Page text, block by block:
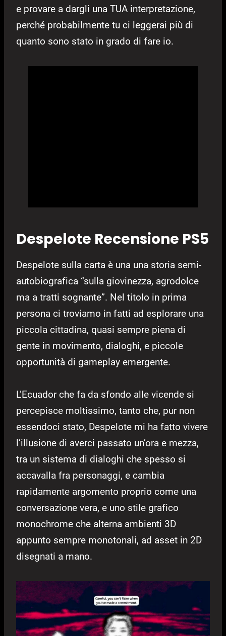
e provare a dargli una TUA interpretazione,
perché probabilmente tu ci leggerai più di
quanto sono stato in grado di fare io.
Despelote Recensione PS5
Despelote sulla carta è una una storia semi-
autobiografica “sulla giovinezza, agrodolce
ma a tratti sognante”. Nel titolo in prima
persona ci troviamo in fatti ad esplorare una
piccola cittadina, quasi sempre piena di
gente in movimento, dialoghi, e piccole
opportunità di gameplay emergente.
L’Ecuador che fa da sfondo alle vicende si
percepisce moltissimo, tanto che, pur non
essendoci stato, Despelote mi ha fatto vivere
l’illusione di averci passato un’ora e mezza,
tra un sistema di dialoghi che spesso si
accavalla fra personaggi, e cambia
rapidamente argomento proprio come una
conversazione vera, e uno stile grafico
monochrome che alterna ambienti 3D
appunto sempre monotonali, ad asset in 2D
disegnati a mano.